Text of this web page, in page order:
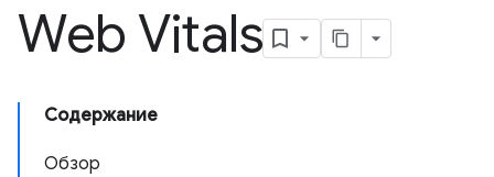
Web Vitals
Содержание
Обзор